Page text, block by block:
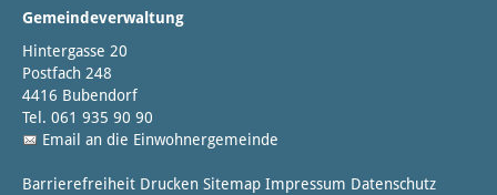
Gemeindeverwaltung
Hintergasse 20
Postfach 248
4416 Bubendorf
Tel. 061 935 90 90
Email an die Einwohnergemeinde
Barrierefreiheit Drucken Sitemap Impressum Datenschutz